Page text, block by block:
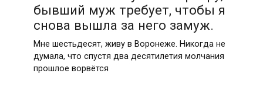
бывший муж требует, чтобы я
снова вышла за него замуж.
Мне шестьдесят, живу в Воронеже. Никогда не
думала, что спустя два десятилетия молчания
прошлое ворвётся